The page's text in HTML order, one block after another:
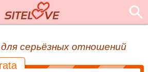
серьёзных отношений